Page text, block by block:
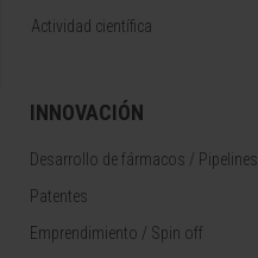
Actividad científica
INNOVACIÓN
Desarrollo de fármacos / Pipelines
Patentes
Emprendimiento / Spin off